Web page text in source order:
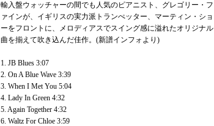
輸入盤ウォッチャーの間でも人気のピアニスト、グレゴリー・フ
ァインが、イギリスの実力派トランぺッター、マーティン・ショ
ーをフロントに、メロディアスでスイング感に溢れたオリジナル
曲を揃えて吹き込んだ佳作。(新譜インフォより)
1. JB Blues 3:07
2. On A Blue Wave 3:39
3. When I Met You 5:04
4. Lady In Green 4:32
5. Again Together 4:32
6. Waltz For Chloe 3:59